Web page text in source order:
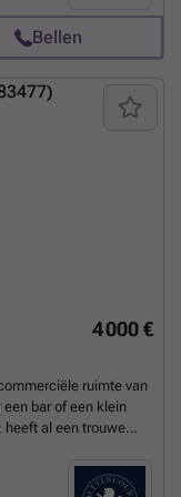
is het Quatuor
dienstverlenende
- Onroerende
10,50 €/m²/jaar -
46
Bellen
4 000 €
ruimte van
bar of een klein
heeft al een trouwe
inblazen. De directe
aanzienlijk. Het